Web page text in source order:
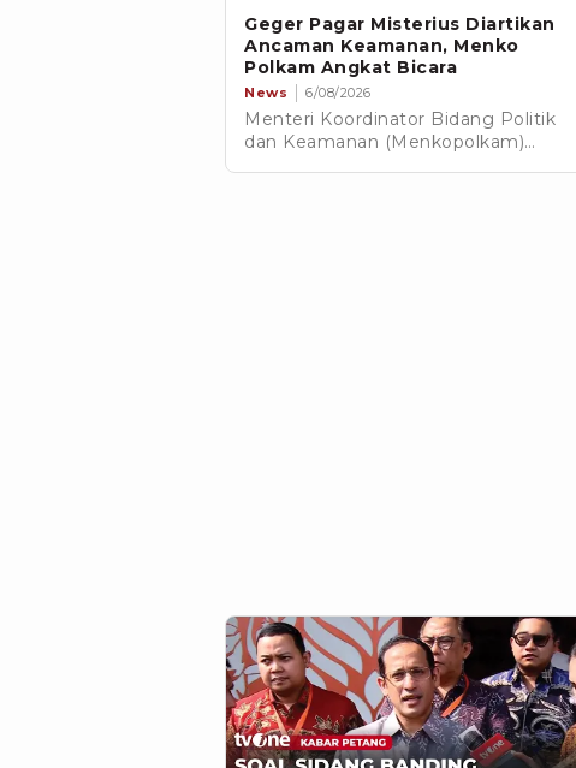
Geger Pagar Misterius Diartikan
Ancaman Keamanan, Menko
Polkam Angkat Bicara
News 6/08/2026
Menteri Koordinator Bidang Politik
dan Keamanan (Menkopolkam)